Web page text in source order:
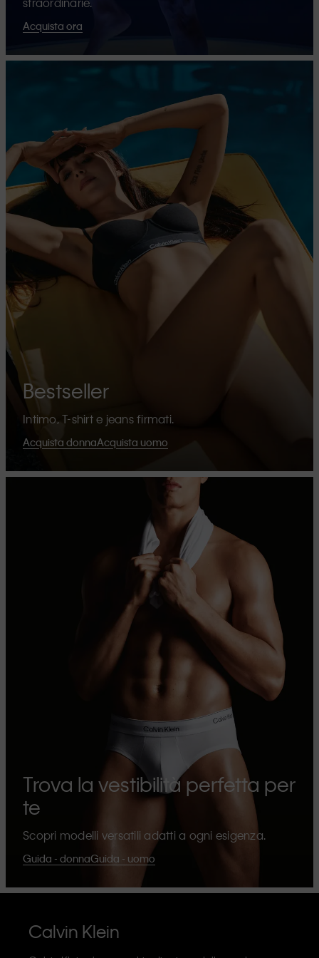
Acquista ora
Bestseller
Intimo, T-shirt e jeans firmati.
Acquista donnaAcquista uomo
Trova la vestibilità perfetta per
te
Scopri modelli versatili adatti a ogni esigenza.
Guida - donnaGuida - uomo
Calvin Klein